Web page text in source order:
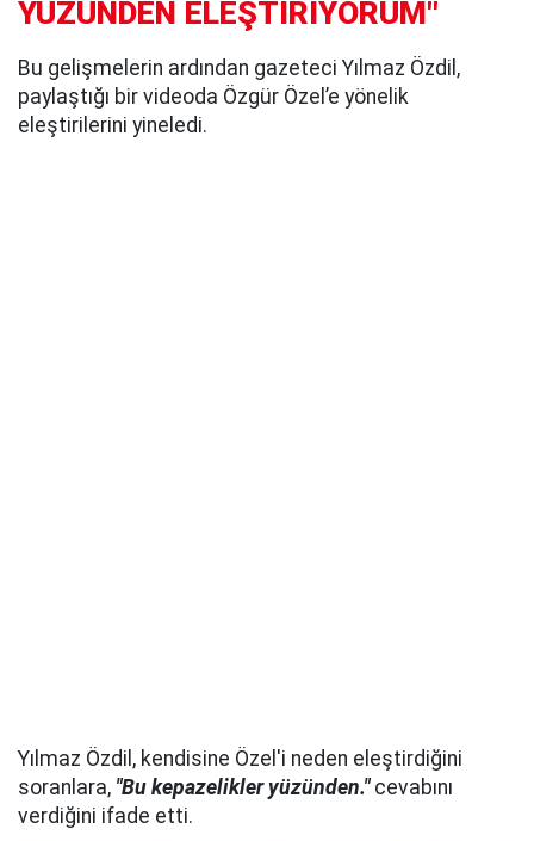
YÜZÜNDEN ELEŞTİRİYORUM"
Bu gelişmelerin ardından gazeteci Yılmaz Özdil,
paylaştığı bir videoda Özgür Özel’e yönelik
eleştirilerini yineledi.
Yılmaz Özdil, kendisine Özel'i neden eleştirdiğini
soranlara, "Bu kepazelikler yüzünden."cevabını
verdiğini ifade etti.